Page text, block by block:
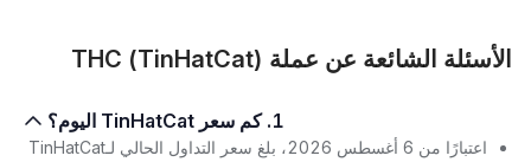
الأسئلة الشائعة عن عملة THC (TinHatCat)
1. كم سعر TinHatCat اليوم؟
اعتبارًا من 6 أغسطس 2026، بلغ سعر التداول الحالي لـTinHatCat